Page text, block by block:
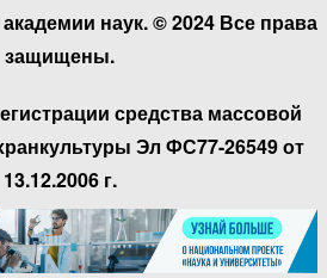
наук. © 2024 Все права
защищены.
средства массовой
Эл ФС77-26549 от
13.12.2006 г.